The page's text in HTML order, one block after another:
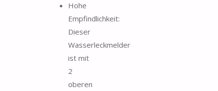
Hohe
Empfindlichkeit:
Dieser
Wasserleckmelder
ist mit
2
oberen